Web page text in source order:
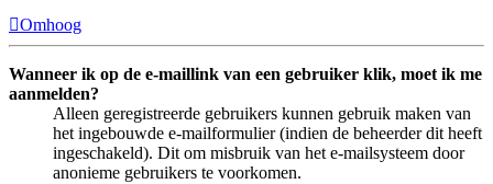
Omhoog
Wanneer ik op de e-maillink van een gebruiker klik, moet ik me
aanmelden?
Alleen geregistreerde gebruikers kunnen gebruik maken van
het ingebouwde e-mailformulier (indien de beheerder dit heeft
ingeschakeld). Dit om misbruik van het e-mailsysteem door
anonieme gebruikers te voorkomen.